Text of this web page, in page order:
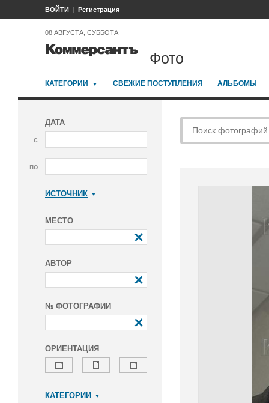
ВОЙТИ Регистрация
08 АВГУСТА, СУББОТА
Фото
КАТЕГОРИИ СВЕЖИЕ ПОСТУПЛЕНИЯ АЛЬБОМЫ
ДАТА
с
по
ИСТОЧНИК
МЕСТО
АВТОР
№ ФОТОГРАФИИ
ОРИЕНТАЦИЯ
КАТЕГОРИИ